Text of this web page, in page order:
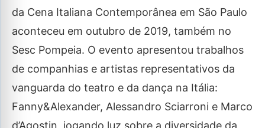
da Cena Italiana Contemporânea em São Paulo
aconteceu em outubro de 2019, também no
Sesc Pompeia. O evento apresentou trabalhos
de companhias e artistas representativos da
vanguarda do teatro e da dança na Itália:
Fanny&Alexander, Alessandro Sciarroni e Marco
d’Agostin, jogando luz sobre a diversidade da